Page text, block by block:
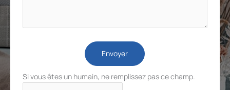
Envoyer
Si vous êtes un humain, ne remplissez pas ce champ.